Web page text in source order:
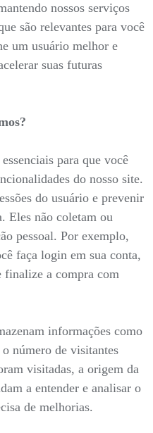
nossos serviços
são relevantes para você
um usuário melhor e
suas futuras
para que você
do nosso site.
do usuário e prevenir
Eles não coletam ou
pessoal. Por exemplo,
faça login em sua conta,
finalize a compra com
informações como
número de visitantes
visitadas, a origem da
a entender e analisar o
de melhorias.